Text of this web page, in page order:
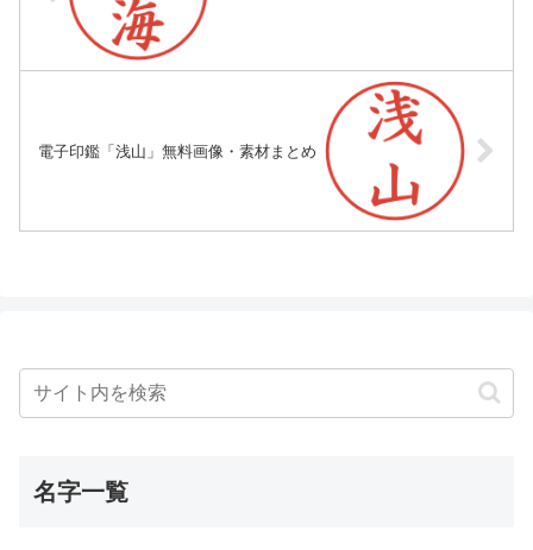
電子印鑑「浅山」無料画像・素材まとめ
名字一覧